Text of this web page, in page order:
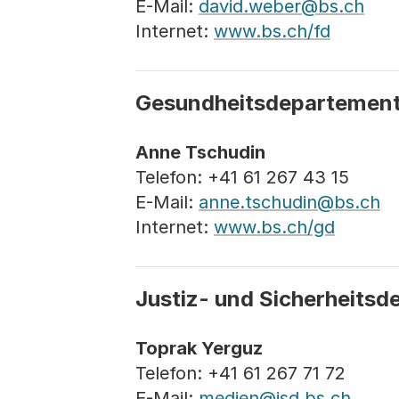
E-Mail: david.weber@bs.ch
Internet: www.bs.ch/fd
Anne Tschudin
Telefon: +41 61 267 43 15
E-Mail: anne.tschudin@bs.ch
Internet: www.bs.ch/gd
Justiz- und
Toprak Yerguz
Telefon: +41 61 267 71 72